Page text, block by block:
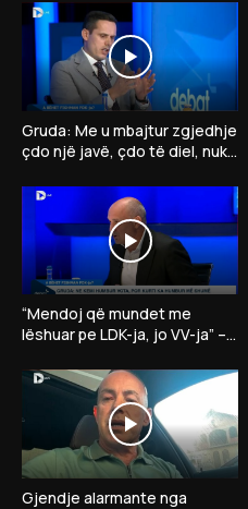
Gruda: Me u mbajtur zgjedhje
çdo një javë, çdo të diel, nuk
së
“Mendoj që mundet me
lëshuar pe LDK-ja, jo VV-ja” –
insiston në president…”
Gjendje alarmante nga